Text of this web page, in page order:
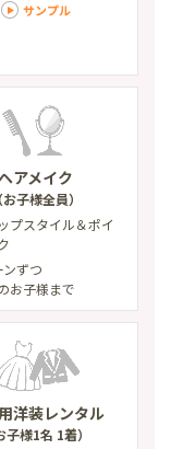
サンプル
アメイク
（お子様全員）
プスタイル＆ポイ
ずつ
お子様まで
洋装レンタル
子様1名 1着）